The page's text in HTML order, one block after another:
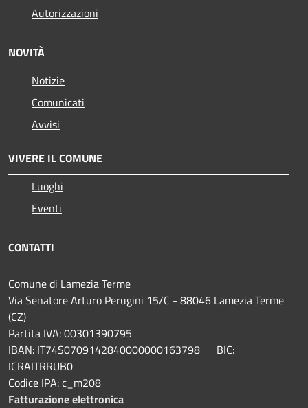
Autorizzazioni
NOVITÀ
Notizie
Comunicati
Avvisi
VIVERE IL COMUNE
Luoghi
Eventi
CONTATTI
Comune di Lamezia Terme
Via Senatore Arturo Perugini 15/C - 88046 Lamezia Terme
(CZ)
Partita IVA: 00301390795
IBAN: IT74S0709142840000000163798 BIC:
ICRAITRRUB0
Codice IPA: c_m208
Fatturazione elettronica